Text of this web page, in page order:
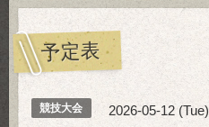
予定表
競技大会 2026-05-12 (Tue)